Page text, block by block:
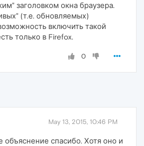
заголовком окна браузера.
(т.е. обновляемых)
включить такой
только в Firefox.
0
May 13, 2015, 10:46 PM
объяснение спасибо. Хотя оно и